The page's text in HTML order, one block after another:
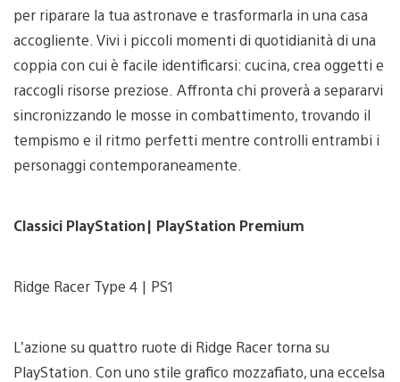
per riparare la tua astronave e trasformarla in una casa
accogliente. Vivi i piccoli momenti di quotidianità di una
coppia con cui è facile identificarsi: cucina, crea oggetti e
raccogli risorse preziose. Affronta chi proverà a separarvi
sincronizzando le mosse in combattimento, trovando il
tempismo e il ritmo perfetti mentre controlli entrambi i
personaggi contemporaneamente.
Classici PlayStation| PlayStation Premium
Ridge Racer Type 4 | PS1
L’azione su quattro ruote di Ridge Racer torna su
PlayStation. Con uno stile grafico mozzafiato, una eccelsa